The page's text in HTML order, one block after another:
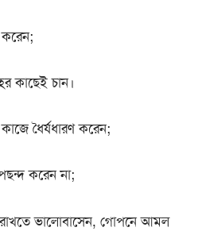
কাছেই চান।
ধৈর্যধারণ করেন;
করেন না;
ভালোবাসেন, গোপনে আমল